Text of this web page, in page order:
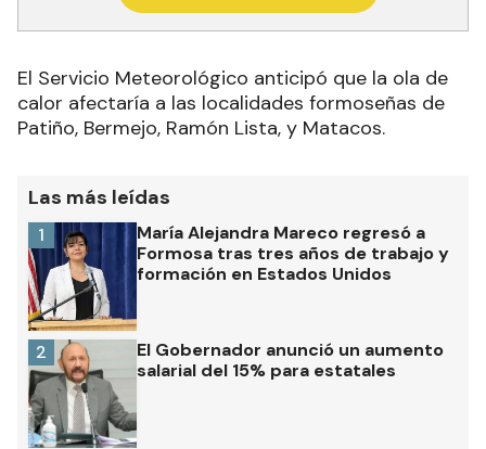
El Servicio Meteorológico anticipó que la ola de
calor afectaría a las localidades formoseñas de
Patiño, Bermejo, Ramón Lista, y Matacos.
Las más leídas
María Alejandra Mareco regresó a
Formosa tras tres años de trabajo y
formación en Estados Unidos
1
El Gobernador anunció un aumento
salarial del 15% para estatales
2